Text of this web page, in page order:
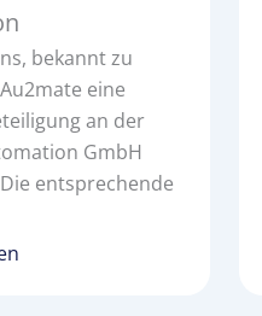
bekannt zu
eine
an der
GmbH
entsprechende